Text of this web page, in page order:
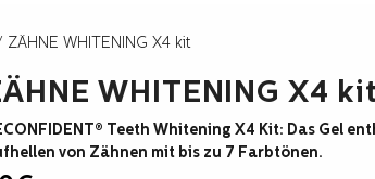
WHITENING X4 kit
WHITENING X4
Teeth Whitening X4 Kit: Das Gel
von Zähnen mit bis zu 7 Farbtönen.